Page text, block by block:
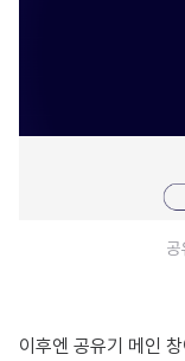
공
이후엔 공유기 메인